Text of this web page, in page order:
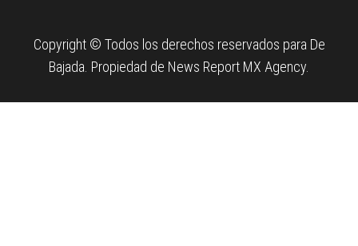
Copyright © Todos los derechos reservados para De
Bajada. Propiedad de News Report MX Agency.